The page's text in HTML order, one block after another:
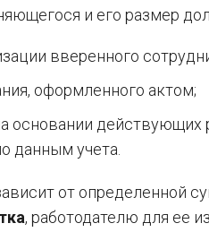
и его размер
вверенного
оформленного актом;
основании
данным учета.
от определенной
, работодателю для ее